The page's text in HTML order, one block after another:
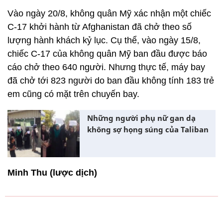
Vào ngày 20/8, không quân Mỹ xác nhận một chiếc
C-17 khởi hành từ Afghanistan đã chở theo số
lượng hành khách kỷ lục. Cụ thể, vào ngày 15/8,
chiếc C-17 của không quân Mỹ ban đầu được báo
cáo chở theo 640 người. Nhưng thực tế, máy bay
đã chở tới 823 người do ban đầu không tính 183 trẻ
em cũng có mặt trên chuyến bay.
Những người phụ nữ gan dạ
không sợ họng súng của Taliban
Minh Thu (lược dịch)